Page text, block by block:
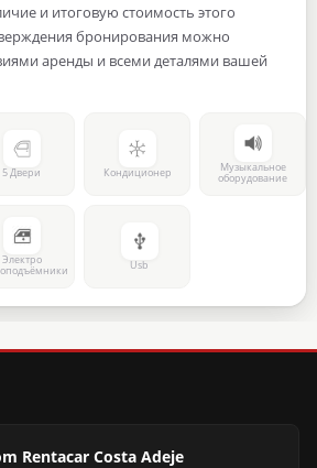
и итоговую стоимость этого
бронирования можно
аренды и всеми деталями вашей
5 Двери Кондиционер
Музыкальное
оборудование
Электро
Usb
Rentacar Costa Adeje